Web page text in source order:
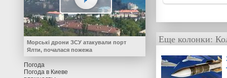
Еще колонки:
Морські дрони ЗСУ атакували порт
Ялти, почалася пожежа
Погода
Погода в Киеве